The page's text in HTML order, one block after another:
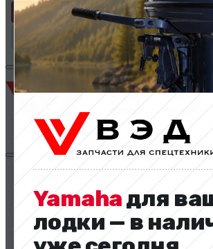
Yamahaдля
лодки — в
Применить
Сбросить фильтр